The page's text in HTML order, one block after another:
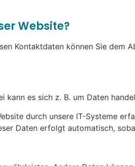
Website?
Kontaktdaten können Sie dem
es sich z. B. um Daten
durch unsere IT-Systeme
Daten erfolgt automatisch,